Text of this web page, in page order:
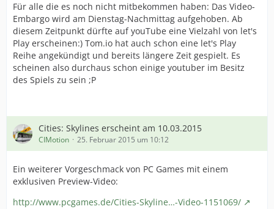
Für alle die es noch nicht mitbekommen haben: Das Video-
Embargo wird am Dienstag-Nachmittag aufgehoben. Ab
diesem Zeitpunkt dürfte auf youTube eine Vielzahl von let's
Play erscheinen:) Tom.io hat auch schon eine let's Play
Reihe angekündigt und bereits längere Zeit gespielt. Es
scheinen also durchaus schon einige youtuber im Besitz
des Spiels zu sein ;P
Cities: Skylines erscheint am 10.03.2015
CIMotion 25. Februar 2015 um 10:12
Ein weiterer Vorgeschmack von PC Games mit einem
exklusiven Preview-Video:
http://www.pcgames.de/Cities-Skyline…-Video-1151069/